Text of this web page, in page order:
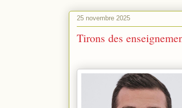
25 novembre 2025
Tirons des